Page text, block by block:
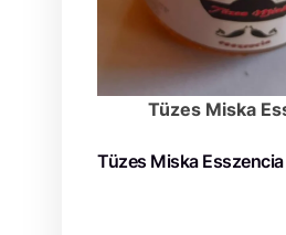
Tüzes Miska
Tüzes Miska